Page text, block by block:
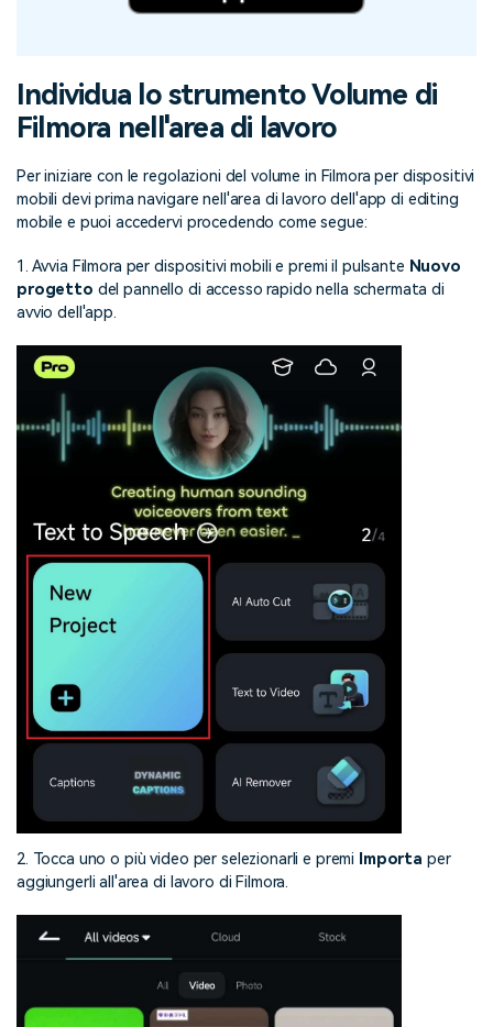
Individua lo strumento Volume di
Filmora nell'area di lavoro
Per iniziare con le regolazioni del volume in Filmora per dispositivi
mobili devi prima navigare nell'area di lavoro dell'app di editing
mobile e puoi accedervi procedendo come segue:
1. Avvia Filmora per dispositivi mobili e premi il pulsante Nuovo
progetto del pannello di accesso rapido nella schermata di
avvio dell'app.
2. Tocca uno o più video per selezionarli e premi Importa per
aggiungerli all'area di lavoro di Filmora.